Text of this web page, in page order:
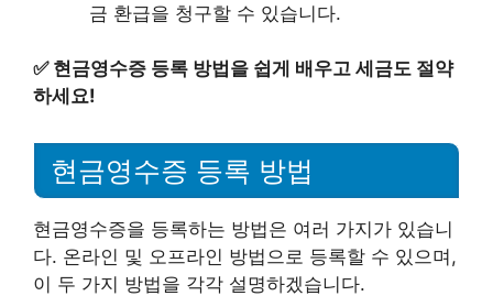
금 환급을 청구할 수 있습니다.
✅ 현금영수증 등록 방법을 쉽게 배우고 세금도 절약
하세요!
현금영수증 등록 방법
현금영수증을 등록하는 방법은 여러 가지가 있습니
다. 온라인 및 오프라인 방법으로 등록할 수 있으며,
이 두 가지 방법을 각각 설명하겠습니다.